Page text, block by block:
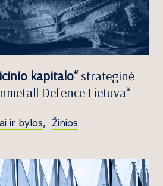
kapitalo“strateginė
Defence Lietuva“
ir bylos, Žinios